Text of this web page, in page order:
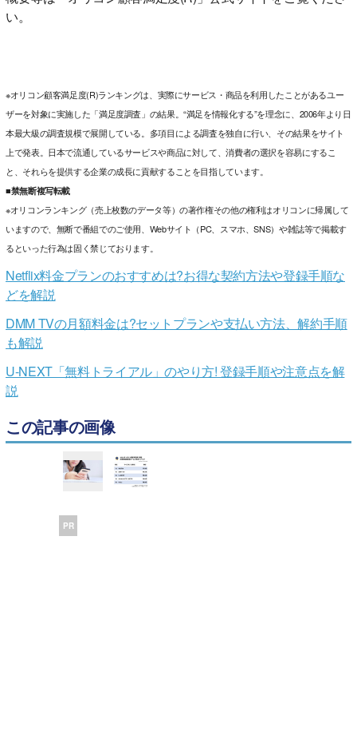
い。
※オリコン顧客満足度(R)ランキングは、実際にサービス・商品を利用したことがあるユー
ザーを対象に実施した「満足度調査」の結果。“満足を情報化する”を理念に、2006年より日
本最大級の調査規模で展開している。多項目による調査を独自に行い、その結果をサイト
上で発表。日本で流通しているサービスや商品に対して、消費者の選択を容易にするこ
と、それらを提供する企業の成長に貢献することを目指しています。
■禁無断複写転載
※オリコンランキング（売上枚数のデータ等）の著作権その他の権利はオリコンに帰属して
いますので、無断で番組でのご使用、Webサイト（PC、スマホ、SNS）や雑誌等で掲載す
るといった行為は固く禁じております。
Netflix料金プランのおすすめは?お得な契約方法や登録手順な
どを解説
DMM TVの月額料金は?セットプランや支払い方法、解約手順
も解説
U-NEXT「無料トライアル」のやり方! 登録手順や注意点を解
説
この記事の画像
PR